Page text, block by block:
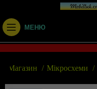
МЕНЮ
Магазин Мікросхеми